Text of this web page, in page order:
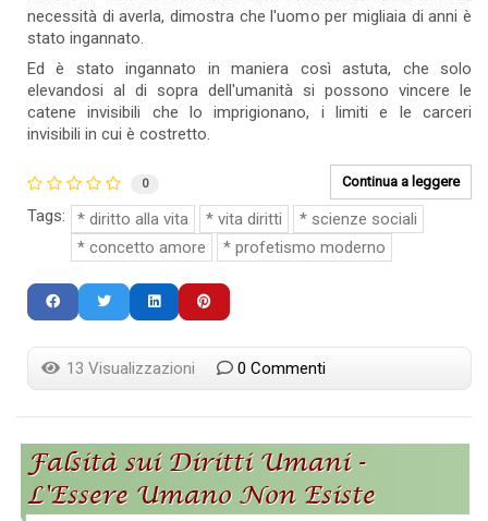
necessità di averla, dimostra che l'uomo per migliaia di anni è
stato ingannato.
Ed è stato ingannato in maniera così astuta, che solo
elevandosi al di sopra dell'umanità si possono vincere le
catene invisibili che lo imprigionano, i limiti e le carceri
invisibili in cui è costretto.
Continua a leggere
0
Tags: diritto alla vita vita diritti
scienze sociali
concetto amore
profetismo moderno
13 Visualizzazioni 0 Commenti
Falsità sui Diritti Umani -
L'Essere Umano Non Esiste